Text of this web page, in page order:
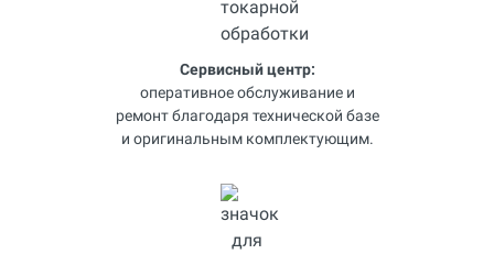
Сервисный центр:
оперативное обслуживание и
ремонт благодаря технической базе
и оригинальным комплектующим.